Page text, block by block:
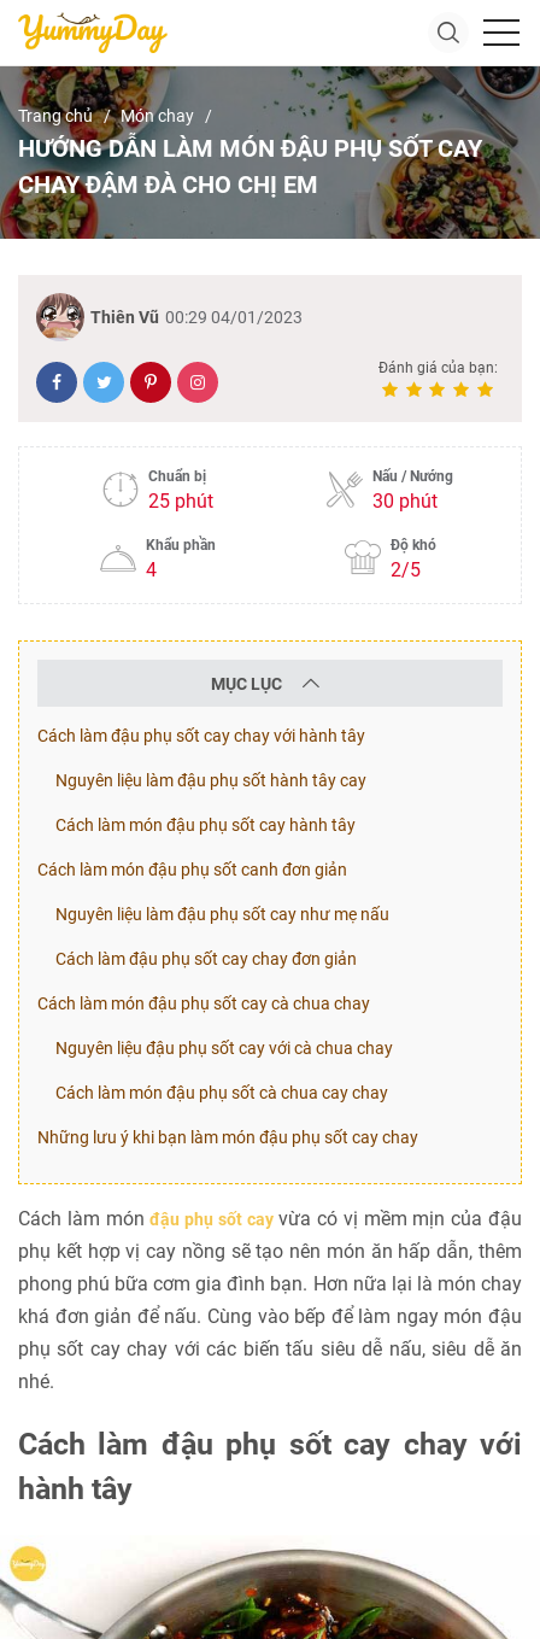
Trang chủ Món chay
HƯỚNG DẪN LÀM MÓN ĐẬU PHỤ SỐT CAY
CHAY ĐẬM ĐÀ CHO CHỊ EM
Thiên Vũ 00:29 04/01/2023
Đánh giá của bạn:
Chuẩn bị
25 phút
Nấu / Nướng
30 phút
Khẩu phần
4
Độ khó
2/5
MỤC LỤC
Cách làm đậu phụ sốt cay chay với hành tây
Nguyên liệu làm đậu phụ sốt hành tây cay
Cách làm món đậu phụ sốt cay hành tây
Cách làm món đậu phụ sốt canh đơn giản
Nguyên liệu làm đậu phụ sốt cay như mẹ nấu
Cách làm đậu phụ sốt cay chay đơn giản
Cách làm món đậu phụ sốt cay cà chua chay
Nguyên liệu đậu phụ sốt cay với cà chua chay
Cách làm món đậu phụ sốt cà chua cay chay
Những lưu ý khi bạn làm món đậu phụ sốt cay chay
Cách làm mónđậu phụ sốt cayvừa có vị mềm mịn của đậu
phụ kết hợp vị cay nồng sẽ tạo nên món ăn hấp dẫn, thêm
phong phú bữa cơm gia đình bạn. Hơn nữa lại là món chay
khá đơn giản để nấu. Cùng vào bếp để làm ngay món đậu
phụ sốt cay chay với các biến tấu siêu dễ nấu, siêu dễ ăn
nhé.
Cách làm đậu phụ sốt cay chay với
hành tây